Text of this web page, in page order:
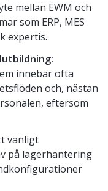
mellan EWM och
som ERP, MES
expertis.
innebär ofta
och, nästan
eftersom
vanligt
på lagerhantering